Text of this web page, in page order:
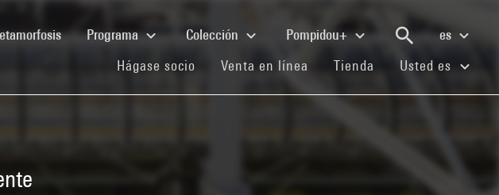
(current)Programa Colección Pompidou+
es
Hágase socio (current)
Venta en línea (current)
Tienda (current)
Usted es